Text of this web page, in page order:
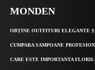
MONDEN
OBȚINE OUTFITURI ELEGANTE
CUMPARA SAMPOANE
CARE ESTE IMPORTANTA